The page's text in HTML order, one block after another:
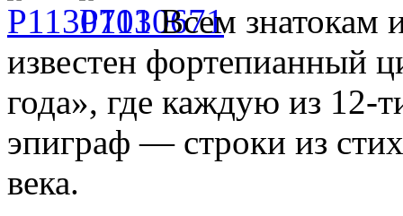
Всем знатокам
известен фортепианный
года», где каждую из 12-
эпиграф — строки из
века.